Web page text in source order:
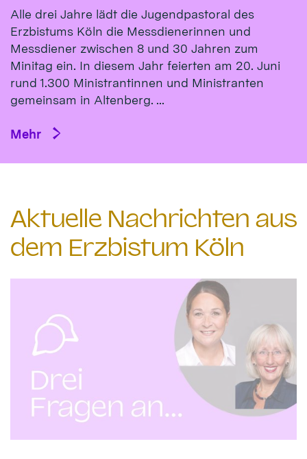
Alle drei Jahre lädt die Jugendpastoral des
Erzbistums Köln die Messdienerinnen und
Messdiener zwischen 8 und 30 Jahren zum
Minitag ein. In diesem Jahr feierten am 20. Juni
rund 1.300 Ministrantinnen und Ministranten
gemeinsam in Altenberg. ...
Mehr
Aktuelle Nachrichten aus
dem Erzbistum Köln